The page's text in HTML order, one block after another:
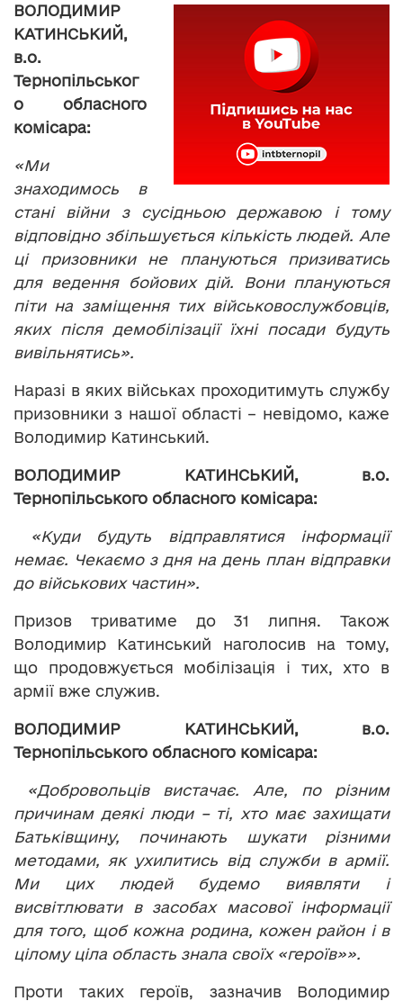
ВОЛОДИМИР
КАТИНСЬКИЙ,
в.о.
Тернопільськог
о обласного
комісара:
«Ми
знаходимось в
стані війни з сусідньою державою і тому
відповідно збільшується кількість людей. Але
ці призовники не плануються призиватись
для ведення бойових дій. Вони плануються
піти на заміщення тих військовослужбовців,
яких після демобілізації їхні посади будуть
вивільнятись».
Наразі в яких військах проходитимуть службу
призовники з нашої області – невідомо, каже
Володимир Катинський.
ВОЛОДИМИР КАТИНСЬКИЙ, в.о.
Тернопільського обласного комісара:
«Куди будуть відправлятися інформації
немає. Чекаємо з дня на день план відправки
до військових частин».
Призов триватиме до 31 липня. Також
Володимир Катинський наголосив на тому,
що продовжується мобілізація і тих, хто в
армії вже служив.
ВОЛОДИМИР КАТИНСЬКИЙ, в.о.
Тернопільського обласного комісара:
«Добровольців вистачає. Але, по різним
причинам деякі люди – ті, хто має захищати
Батьківщину, починають шукати різними
методами, як ухилитись від служби в армії.
Ми цих людей будемо виявляти і
висвітлювати в засобах масової інформації
для того, щоб кожна родина, кожен район і в
цілому ціла область знала своїх «героїв»».
Проти таких героїв, зазначив Володимир